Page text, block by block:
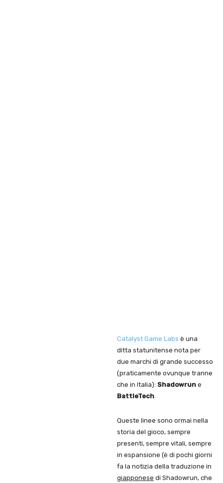
Catalyst Game Labs è una
ditta statunitense nota per
due marchi di grande successo
(praticamente ovunque tranne
che in Italia): Shadowrun e
BattleTech
Queste linee sono ormai nella
storia del gioco, sempre
presenti, sempre vitali, sempre
in espansione (è di pochi giorni
fa la notizia della traduzione in
giapponese di Shadowrun, che